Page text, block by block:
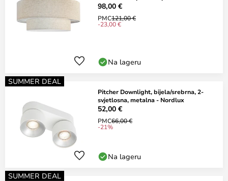
98,00 €
PMC121,00 €
-23,00 €
Na lageru
SUMMER DEAL
Pitcher Downlight, bijela/srebrna, 2-
svjetlosna, metalna - Nordlux
52,00 €
PMC66,00 €
-21%
Na lageru
SUMMER DEAL